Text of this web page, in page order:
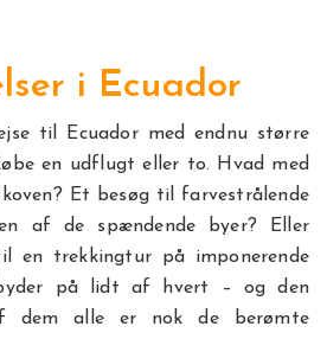
i Ecuador
til Ecuador med endnu større
en udflugt eller to. Hvad med
Et besøg til farvestrålende
af de spændende byer? Eller
en trekkingtur på imponerende
byder på lidt af hvert – og den
dem alle er nok de berømte